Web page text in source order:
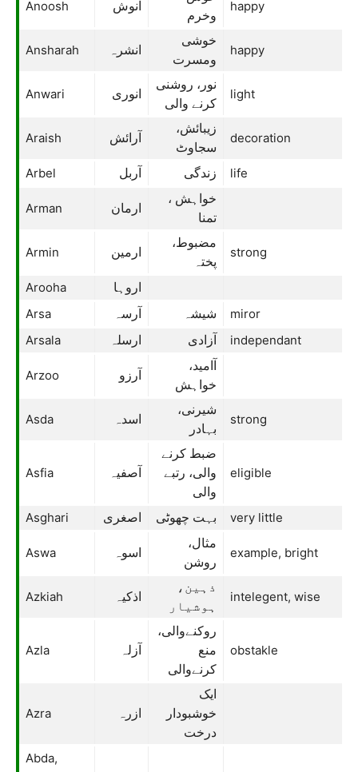
Anoosh انوش
وخرم
happy
Ansharah انشرہ
خوشی
ومسرت
happy
Anwari انوری
نور، روشنی
کرنے والی
light
Araish آرائش
زیبائش،
سجاوٹ
decoration
Arbel آربل زندگی life
Arman ارمان
خواہش ،
تمنا
Armin ارمین
مضبوط،
پختہ
strong
Arooha اروہا
Arsa آرسہ شیشہ
miror
Arsala
ارسلہ آزادی independant
Arzoo آرزو
آامید،
خواہش
Asda اسدہ
شیرنی،
بہادر
strong
Asfia آصفیہ
ضبط کرنے
والی، رتبے
والی
eligible
Asghari اصغری بہت چھوٹی very little
Aswa اسوہ
مثال،
روشن
example, bright
Azkiah اذکیہ
ذہین،
ہوشیار
intelegent, wise
Azla آزلہ
روکنےوالی،
منع
کرنےوالی
obstakle
Azra ازرہ
ایک
خوشبودار
درخت
Abda,